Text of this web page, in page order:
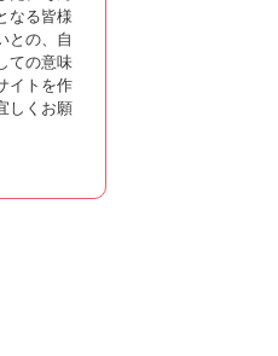
なる皆様
との、自
ての意味
イトを作
しくお願